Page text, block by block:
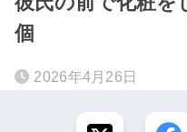
個
2026年4月26日